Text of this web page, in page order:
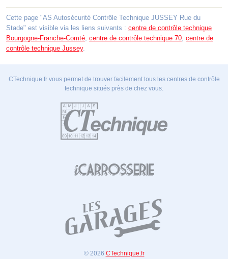
Cette page "AS Autosécurité Contrôle Technique JUSSEY Rue du
Stade" est visible via les liens suivants : centre de contrôle technique
Bourgogne-Franche-Comté, centre de contrôle technique 70, centre de
contrôle technique Jussey.
CTechnique.fr vous permet de trouver facilement tous les centres de contrôle
technique situés près de chez vous.
© 2026 CTechnique.fr